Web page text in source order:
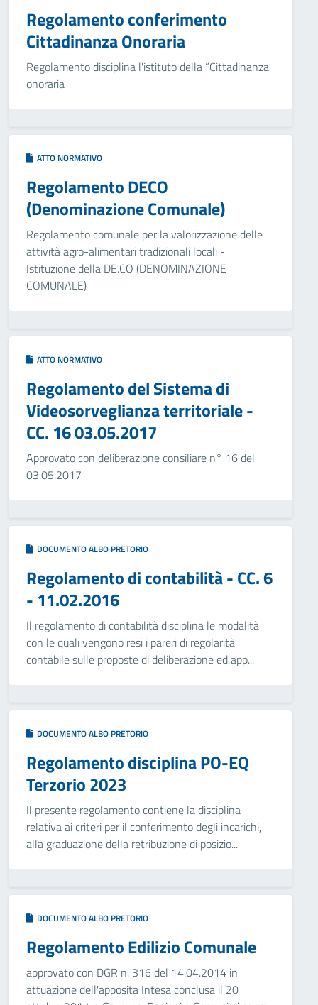
Regolamento conferimento
Cittadinanza Onoraria
Regolamento disciplina l'istituto della “Cittadinanza
onoraria
ATTO NORMATIVO
Regolamento DECO
(Denominazione Comunale)
Regolamento comunale per la valorizzazione delle
attività agro-alimentari tradizionali locali -
Istituzione della DE.CO (DENOMINAZIONE
COMUNALE)
ATTO NORMATIVO
Regolamento del Sistema di
Videosorveglianza territoriale -
CC. 16 03.05.2017
Approvato con deliberazione consiliare n° 16 del
03.05.2017
DOCUMENTO ALBO PRETORIO
Regolamento di contabilità - CC. 6
- 11.02.2016
Il regolamento di contabilità disciplina le modalità
con le quali vengono resi i pareri di regolarità
contabile sulle proposte di deliberazione ed app...
DOCUMENTO ALBO PRETORIO
Regolamento disciplina PO-EQ
Terzorio 2023
Il presente regolamento contiene la disciplina
relativa ai criteri per il conferimento degli incarichi,
alla graduazione della retribuzione di posizio...
DOCUMENTO ALBO PRETORIO
Regolamento Edilizio Comunale
approvato con DGR n. 316 del 14.04.2014 in
attuazione dell'apposita Intesa conclusa il 20